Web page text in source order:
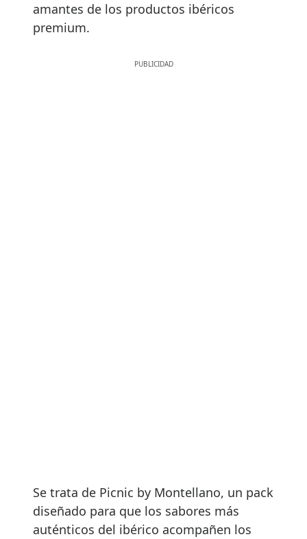
amantes de los productos ibéricos
premium.
Se trata de Picnic by Montellano, un pack
diseñado para que los sabores más
auténticos del ibérico acompañen los